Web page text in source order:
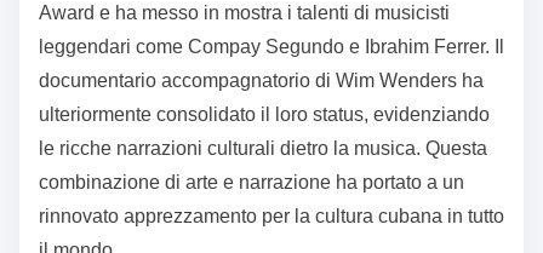
Award e ha messo in mostra i talenti di musicisti
leggendari come Compay Segundo e Ibrahim Ferrer. Il
documentario accompagnatorio di Wim Wenders ha
ulteriormente consolidato il loro status, evidenziando
le ricche narrazioni culturali dietro la musica. Questa
combinazione di arte e narrazione ha portato a un
rinnovato apprezzamento per la cultura cubana in tutto